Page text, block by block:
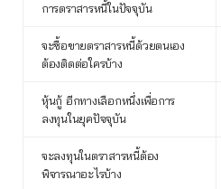
การตราสารหนี้ในปัจจุบัน
จะซื้อขายตราสารหนี้ด้วยตนเอง
ต้องติดต่อใครบ้าง
หุ้นกู้ อีกทางเลือกหนึ่งเพื่อการ
ลงทุนในยุคปัจจุบัน
จะลงทุนในตราสารหนี้ต้อง
พิจารณาอะไรบ้าง